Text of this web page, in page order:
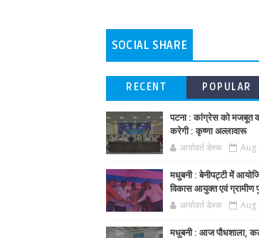
SOCIAL SHARE
RECENT POPULAR
पटना : कांग्रेस को मजबूत
करेगी : कृष्णा अल्लावारू
आर्यावर्त डेस्क Aug
मधुबनी : बेनीपट्टी में
विकास आयुक्त एवं ग्रामीण
आर्यावर्त डेस्क Aug
मधुबनी : आज पौधशाला,